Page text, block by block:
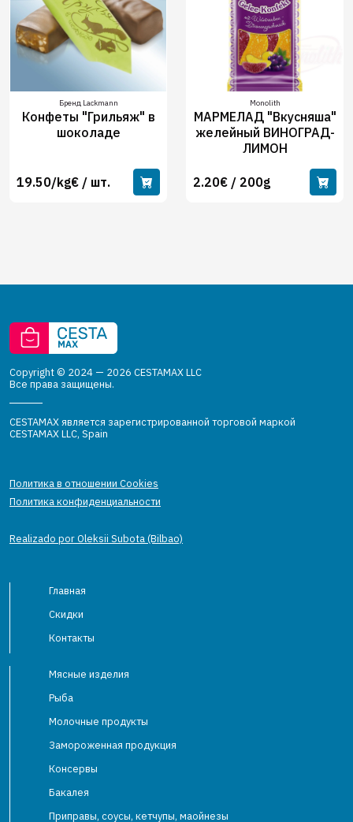
Бренд Lackmann
Конфеты "Грильяж" в
шоколаде
19.50/kg€ / шт.
Monolith
МАРМЕЛАД "Вкусняша"
желейный ВИНОГРАД-
ЛИМОН
2.20€ / 200g
Copyright © 2024 — 2026 CESTAMAX LLC
Все права защищены.
CESTAMAX является зарегистрированной торговой маркой
CESTAMAX LLC, Spain
Политика в отношении Cookies
Политика конфиденциальности
Realizado por Oleksii Subota (Bilbao)
Главная
Скидки
Контакты
Мясные изделия
Рыба
Молочные продукты
Замороженная продукция
Консервы
Бакалея
Приправы, соусы, кетчупы, маойнезы